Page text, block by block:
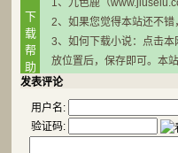
下
载
帮
助
1、九色鹿（
2、如果您觉得本站还不错
3、如何下载小说：点击本
放位置后，保存即可。本
发表评论
用户名:
验证码: